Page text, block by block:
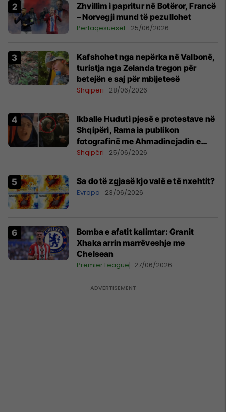
Zhvillim i papritur në Botëror, Francë
– Norvegji mund të pezullohet
Përfaqësueset 25/06/2026
Kafshohet nga nepërka në Valbonë,
turistja nga Zelanda tregon për
betejën e saj për mbijetesë
Shqipëri 28/06/2026
Ikballe Huduti pjesë e protestave në
Shqipëri, Rama ia publikon
fotografinë me Ahmadinejadin e
Iranit
Shqipëri 25/06/2026
Sa do të zgjasë kjo valë e të nxehtit?
Evropa 23/06/2026
Bomba e afatit kalimtar: Granit
Xhaka arrin marrëveshje me
Chelsean
Premier League 27/06/2026